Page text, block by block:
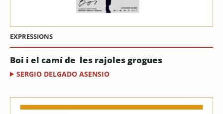
EXPRESSIONS
Boi i el camí de les rajoles grogues
SERGIO DELGADO ASENSIO